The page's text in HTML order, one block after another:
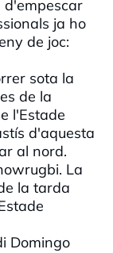
d'empescar
ja ho
de joc:
sota la
de la
l'Estade
d'aquesta
al nord.
La
la tarda
Domingo